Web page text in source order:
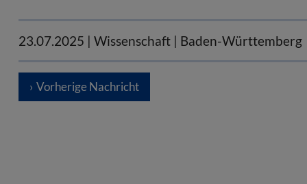
23.07.2025 | Wissenschaft | Baden-Württemberg
Vorherige Nachricht